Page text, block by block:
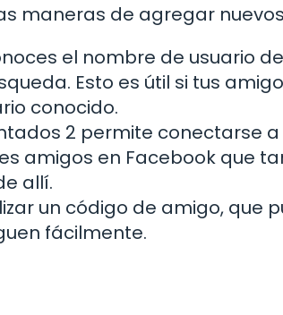
maneras de agregar
el nombre de usuario
Esto es útil si tus
conocido.
2 permite conectarse
amigos en Facebook que
allí.
un código de amigo, que
fácilmente.